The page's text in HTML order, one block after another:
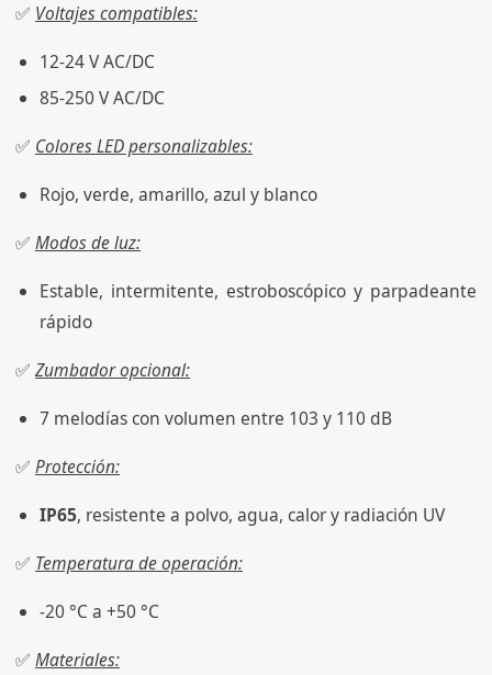
✅ Voltajes compatibles:
12-24 V AC/DC
85-250 V AC/DC
✅ Colores LED personalizables:
Rojo, verde, amarillo, azul y blanco
✅ Modos de luz:
Estable, intermitente, estroboscópico y parpadeante
rápido
✅ Zumbador opcional:
7 melodías con volumen entre 103 y 110 dB
✅ Protección:
IP65, resistente a polvo, agua, calor y radiación UV
✅ Temperatura de operación:
-20 °C a +50 °C
✅ Materiales: